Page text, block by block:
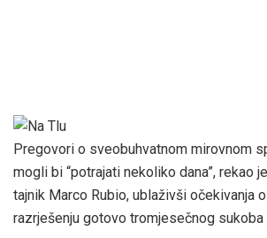
Pregovori o sveobuhvatnom mirovnom
mogli bi “potrajati nekoliko dana”, rekao
tajnik Marco Rubio, ublaživši očekivanja
razrješenju gotovo tromjesečnog